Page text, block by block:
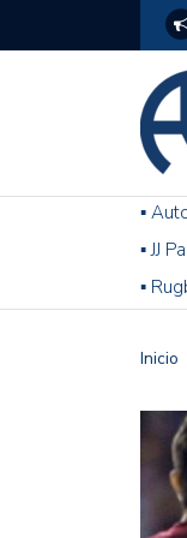
▪
▪ JJ
▪
Inicio